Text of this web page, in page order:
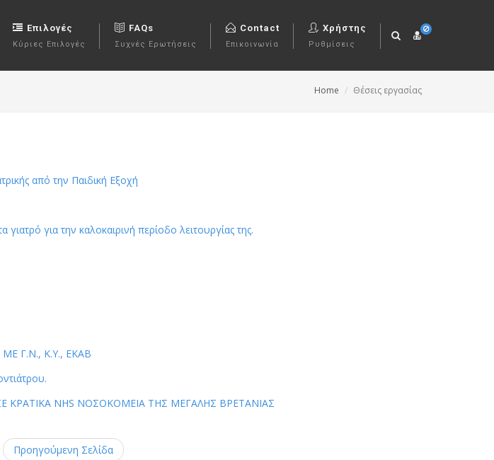
Επιλογές
Κύριες Επιλογές
FAQs
Συχνές Ερωτήσεις
Contact
Επικοινωνία
Χρήστης
Ρυθμίσεις
Home Θέσεις εργασίας
από την Παιδική Εξοχή
για την καλοκαιρινή περίοδο λειτουργίας της.
Γ.Ν., Κ.Υ., ΕΚΑΒ
ΚΡΑΤΙΚΑ NHS ΝΟΣΟΚΟΜΕΙΑ ΤΗΣ ΜΕΓΑΛΗΣ ΒΡΕΤΑΝΙΑΣ
Προηγούμενη Σελίδα